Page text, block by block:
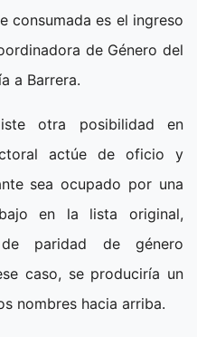
consumada es el ingreso
de Género del
a Barrera.
otra posibilidad en
actúe de oficio y
sea ocupado por una
en la lista original,
paridad de género
caso, se produciría un
nombres hacia arriba.